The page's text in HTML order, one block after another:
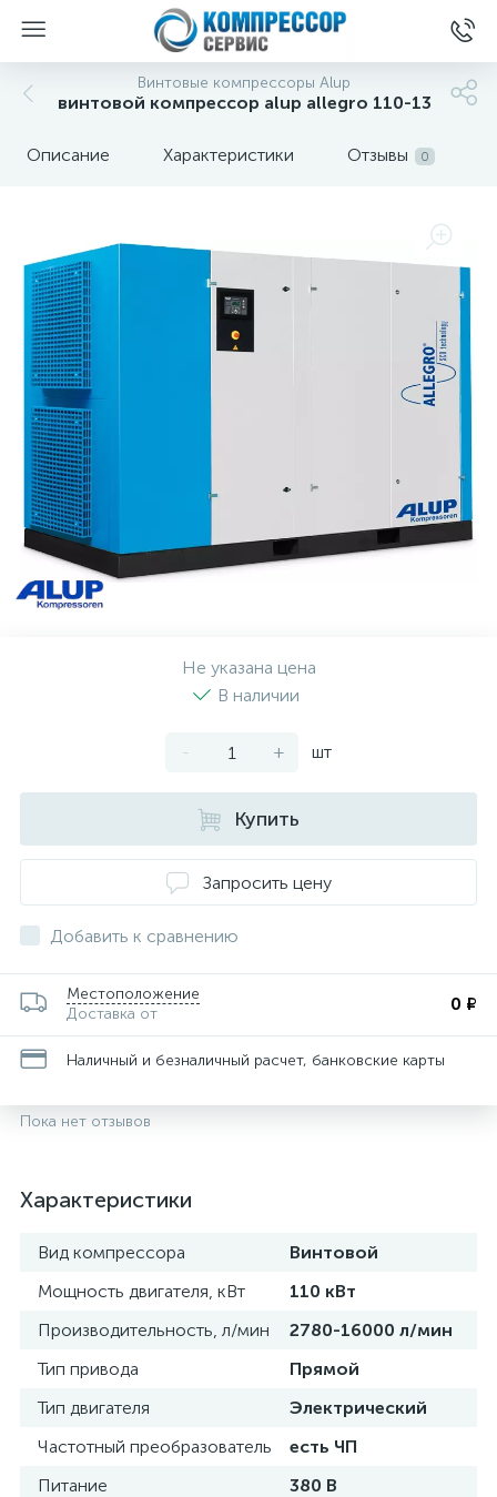
Винтовые компрессоры Alup
винтовой компрессор alup allegro 110-13
Описание Характеристики Отзывы 0
Не указана цена
В наличии
- + шт
Купить
Запросить цену
Добавить к сравнению
Местоположение
Доставка от
0 ₽
Наличный и безналичный расчет, банковские карты
Пока нет отзывов
Характеристики
Вид компрессора
Винтовой
Мощность двигателя, кВт
110 кВт
Производительность, л/мин
2780-16000 л/мин
Тип привода
Прямой
Тип двигателя
Электрический
Частотный преобразователь
есть ЧП
Питание
380 В